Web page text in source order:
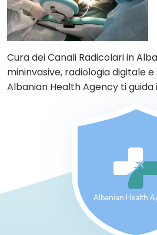
Cura dei Canali Radicolari in
mininvasive, radiologia digitale
Albanian Health Agency ti guida
Albanian Health